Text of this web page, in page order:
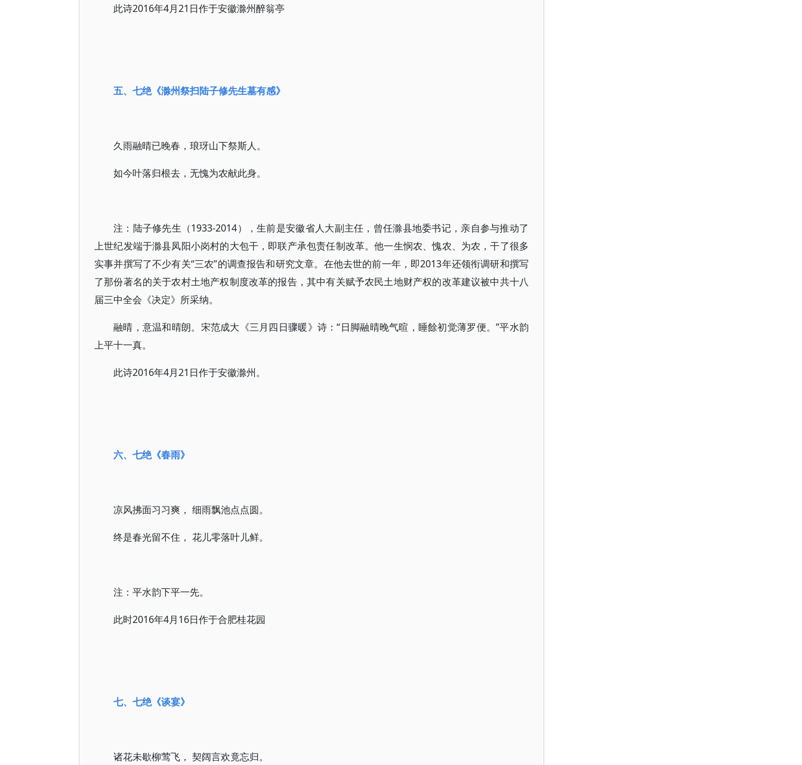
此诗2016年4月21日作于安徽滁州醉翁亭
五、七绝《滁州祭扫陆子修先生墓有感》
久雨融晴已晚春，琅玡山下祭斯人。
如今叶落归根去，无愧为农献此身。
注：陆子修先生（1933-2014），生前是安徽省人大副主任，曾任滁县地委书记，亲自参与推动了
上世纪发端于滁县凤阳小岗村的大包干，即联产承包责任制改革。他一生悯农、愧农、为农，干了很多
实事并撰写了不少有关“三农”的调查报告和研究文章。在他去世的前一年，即2013年还领衔调研和撰写
了那份著名的关于农村土地产权制度改革的报告，其中有关赋予农民土地财产权的改革建议被中共十八
届三中全会《决定》所采纳。
融晴，意温和晴朗。宋范成大《三月四日骤暖》诗：“日脚融晴晚气暄，睡餘初觉薄罗便。”平水韵
上平十一真。
此诗2016年4月21日作于安徽滁州。
六、七绝《春雨》
凉风拂面习习爽， 细雨飘池点点圆。
终是春光留不住， 花儿零落叶儿鲜。
注：平水韵下平一先。
此时2016年4月16日作于合肥桂花园
七、七绝《谈宴》
诸花未歇柳莺飞， 契阔言欢竟忘归。